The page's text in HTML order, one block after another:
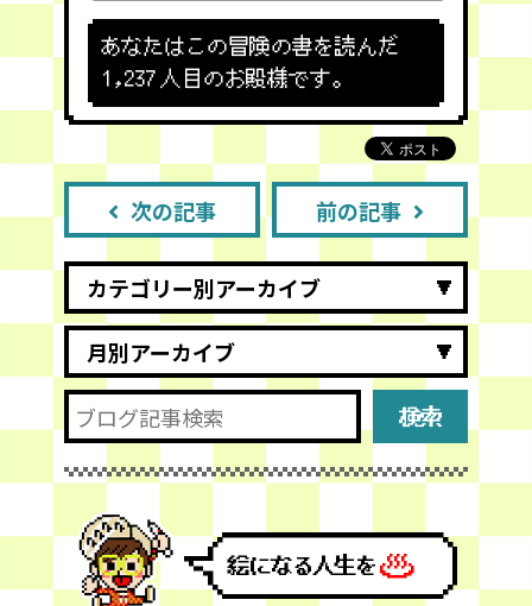
あなたはこの冒険の書を読んだ
1,237 人目のお殿様です。
次の記事 前の記事